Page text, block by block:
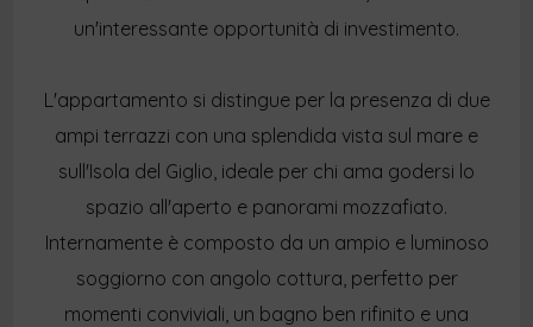
un'interessante opportunità di investimento.
L'appartamento si distingue per la presenza di due
ampi terrazzi con una splendida vista sul mare e
sull'Isola del Giglio, ideale per chi ama godersi lo
spazio all'aperto e panorami mozzafiato.
Internamente è composto da un ampio e luminoso
soggiorno con angolo cottura, perfetto per
momenti conviviali, un bagno ben rifinito e una